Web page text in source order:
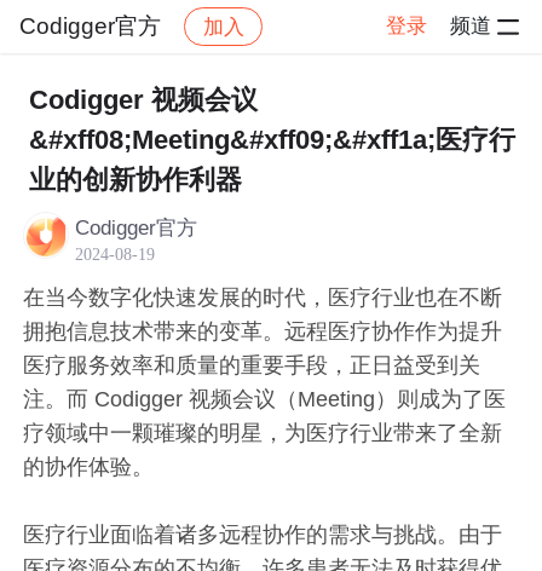
Codigger官方 加入 登录 频道
社区 Codigger官方
Codigger 视频会议
&#xff08;Meeting&#xff09;&#xff1a;医疗行
业的创新协作利器
Codigger官方
2024-08-19
在当今数字化快速发展的时代，医疗行业也在不断
拥抱信息技术带来的变革。远程医疗协作作为提升
医疗服务效率和质量的重要手段，正日益受到关
注。而 Codigger 视频会议（Meeting）则成为了医
疗领域中一颗璀璨的明星，为医疗行业带来了全新
的协作体验。
医疗行业面临着诸多远程协作的需求与挑战。由于